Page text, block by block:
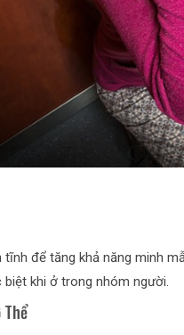
để tăng khả năng minh
biệt khi ở trong nhóm người.
Thể